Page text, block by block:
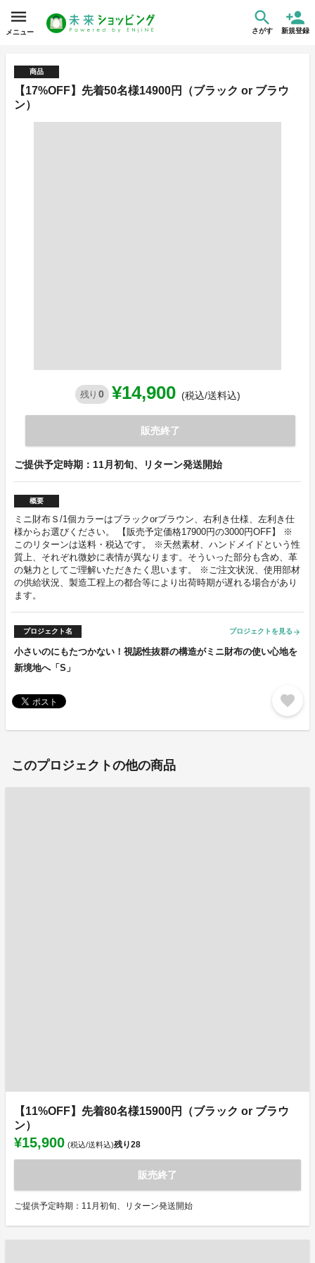
メニュー さがす 新規登録
商品
【17%OFF】先着50名様14900円（ブラック or ブラウ
ン）
残り 0 ¥14,900 (税込/送料込)
販売終了
ご提供予定時期：11月初旬、リターン発送開始
概要
ミニ財布Ｓ/1個カラーはブラックorブラウン、右利き仕様、左利き仕
様からお選びください。 【販売予定価格17900円の3000円OFF】 ※
このリターンは送料・税込です。 ※天然素材、ハンドメイドという性
質上、それぞれ微妙に表情が異なります。そういった部分も含め、革
の魅力としてご理解いただきたく思います。 ※ご注文状況、使用部材
の供給状況、製造工程上の都合等により出荷時期が遅れる場合があり
ます。
プロジェクト名 プロジェクトを見る arrow_forward
小さいのにもたつかない！視認性抜群の構造がミニ財布の使い心地を
新境地へ「S」
favorite
このプロジェクトの他の商品
【11%OFF】先着80名様15900円（ブラック or ブラウ
ン）
¥15,900 (税込/送料込)残り28
販売終了
ご提供予定時期：11月初旬、リターン発送開始